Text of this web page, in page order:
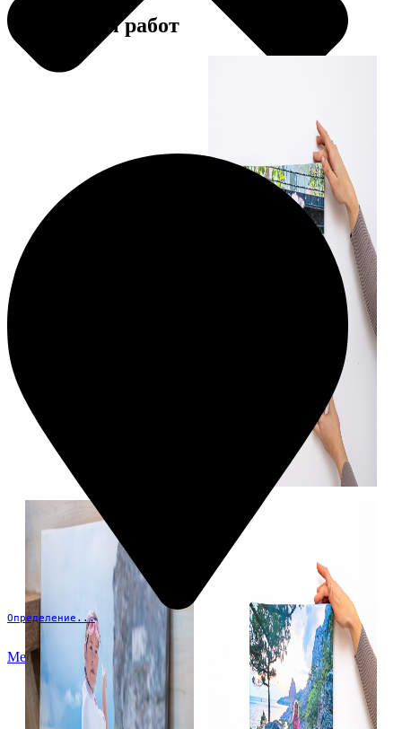
Определение...
Меню
Примеры работ